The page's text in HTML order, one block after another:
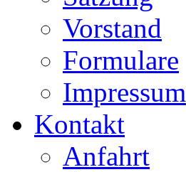
Vorstand
Formulare
Impressum
Kontakt
Anfahrt